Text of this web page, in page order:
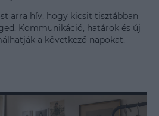
arra hív, hogy kicsit tisztábban
Kommunikáció, határok és új
a következő napokat.